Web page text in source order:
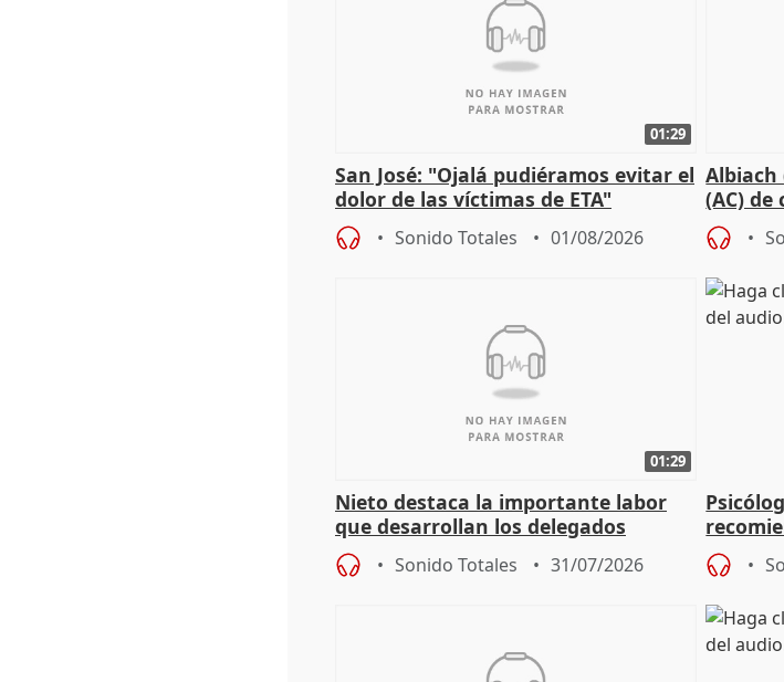
01:29
San José: "Ojalá pudiéramos evitar el
dolor de las víctimas de ETA"
Sonido Totales 01/08/2026
Albiach
(AC)
para
01:29
Nieto destaca la importante labor
que desarrollan los delegados
territoriales de la Junta
Sonido Totales 31/07/2026